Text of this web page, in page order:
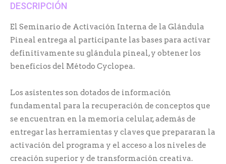
DESCRIPCIÓN
El Seminario de Activación Interna de la Glándula
Pineal entrega al participante las bases para activar
definitivamente su glándula pineal, y obtener los
beneficios del Método Cyclopea.
Los asistentes son dotados de información
fundamental para la recuperación de conceptos que
se encuentran en la memoria celular, además de
entregar las herramientas y claves que prepararan la
activación del programa y el acceso a los niveles de
creación superior y de transformación creativa.